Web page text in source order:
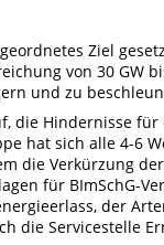
Ziel
von 30 GW
und zu
die Hindernisse
hat sich alle 4-6
die Verkürzung
für BImSchG-
der
die Servicestelle